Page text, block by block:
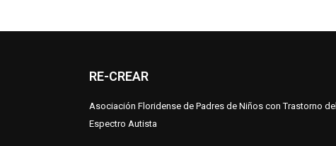
RE-CREAR
Asociación Floridense de Padres de Niños con Trastorno del
Espectro Autista